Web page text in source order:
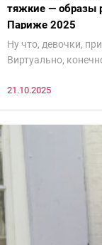
тяжкие — образы
Париже 2025
Ну что, девочки,
Виртуально,
21.10.2025